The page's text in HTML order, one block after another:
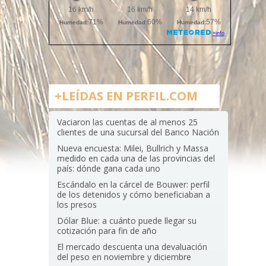
+LEÍDAS EN PERFIL.COM
Vaciaron las cuentas de al menos 25
clientes de una sucursal del Banco Nación
Nueva encuesta: Milei, Bullrich y Massa
medido en cada una de las provincias del
país: dónde gana cada uno
Escándalo en la cárcel de Bouwer: perfil
de los detenidos y cómo beneficiaban a
los presos
Dólar Blue: a cuánto puede llegar su
cotización para fin de año
El mercado descuenta una devaluación
del peso en noviembre y diciembre